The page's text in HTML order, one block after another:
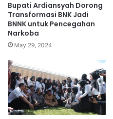
Bupati Ardiansyah Dorong
Transformasi BNK Jadi
BNNK untuk Pencegahan
Narkoba
May 29, 2024